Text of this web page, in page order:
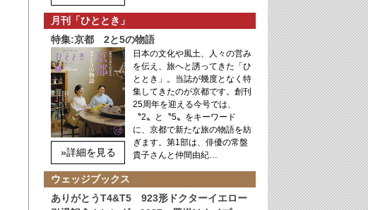
月刊「ひととき」
特集:京都 2と5の物語
»詳細を見る
日本の文化や風土、人々の営み
を伝え、旅へと誘ってきた「ひ
ととき」。当誌が幾度となく特
集してきたのが京都です。創刊
25周年を迎える今号では、
〝2〟と〝5〟をキーワード
に、京都で新たな旅の物語を紡
ぎます。第1部は、俳優の常盤
貴子さんと仲間由紀…
ウェッジブックス
ありがとうT4&T5 923形ドクターイエロー